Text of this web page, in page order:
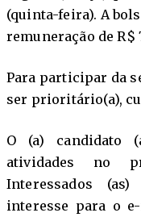
(quinta-feira). A
remuneração de R$
Para participar da
ser prioritário(a),
O (a) candidato
atividades no
Interessados
interesse para o